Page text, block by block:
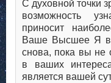
С духовной точки
возможность
приносит
Ваше Высшее Я
снова, пока вы не
в ваших
является вашей